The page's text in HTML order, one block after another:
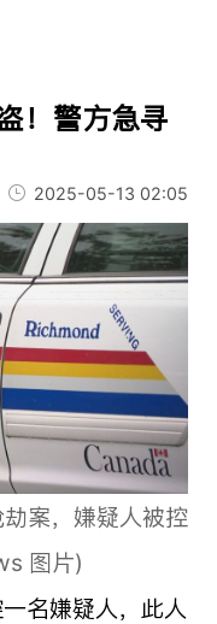
！警方急寻
2025-05-13 02:05
案，嫌疑人被控
图片)
名嫌疑人，此人